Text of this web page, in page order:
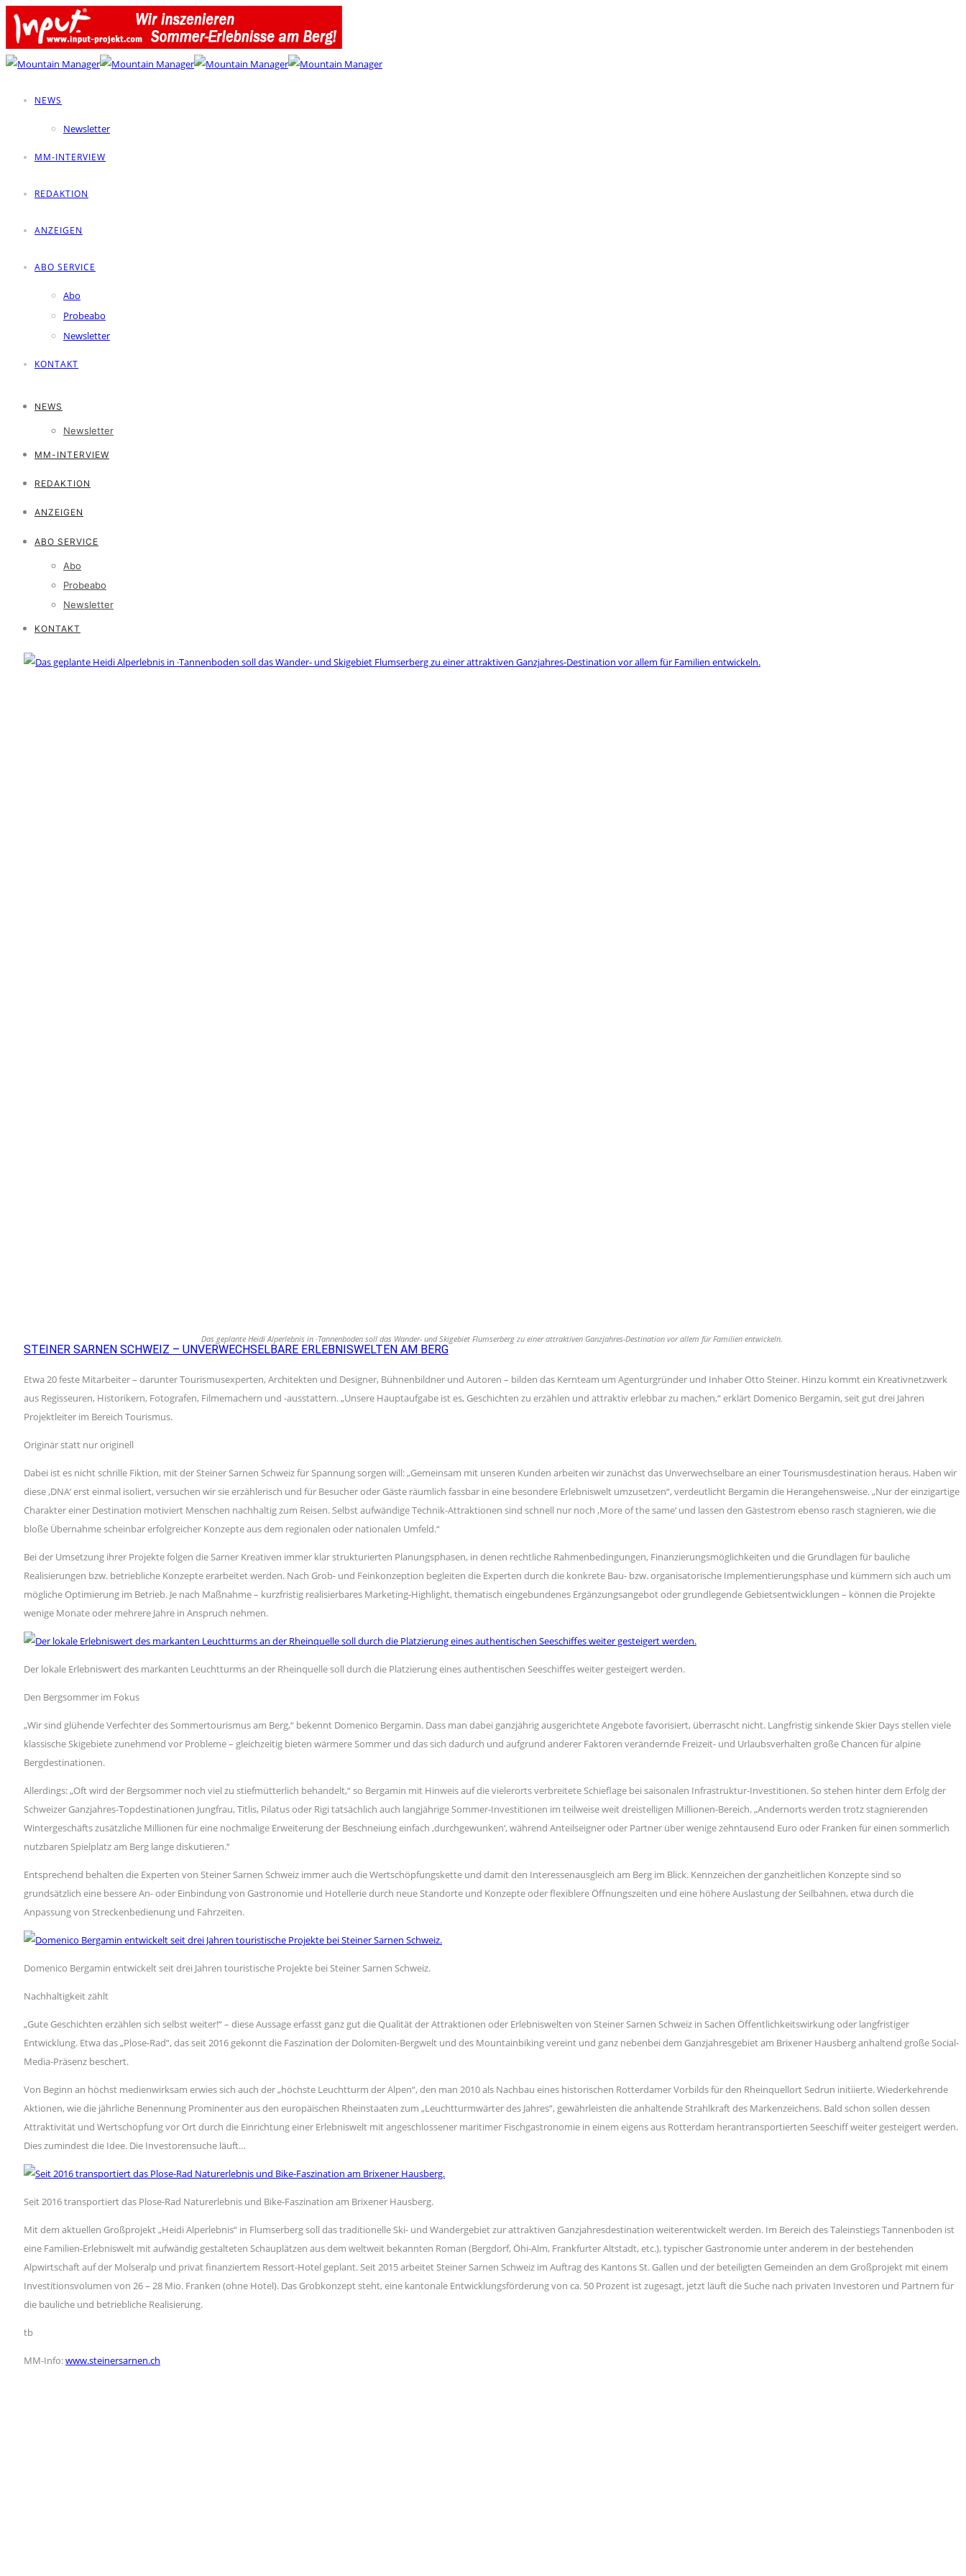
NEWS
Newsletter
MM-INTERVIEW
REDAKTION
ANZEIGEN
ABO SERVICE
Abo
Probeabo
Newsletter
KONTAKT
NEWS
Newsletter
MM-INTERVIEW
REDAKTION
ANZEIGEN
ABO SERVICE
Abo
Probeabo
Newsletter
KONTAKT
Das geplante Heidi Alperlebnis in ‧Tannenboden soll das Wander- und Skigebiet Flumserberg zu einer attraktiven Ganzjahres-Destination vor allem für Familien entwickeln.
STEINER SARNEN SCHWEIZ – UNVERWECHSELBARE ERLEBNISWELTEN AM BERG
Etwa 20 feste Mitarbeiter – darunter Tourismusexperten, Architekten und Designer, Bühnenbildner und Autoren – bilden das Kernteam um Agenturgründer und Inhaber Otto Steiner. Hinzu kommt ein Kreativnetzwerk
aus Regisseuren, Historikern, Fotografen, Filmemachern und -ausstattern. „Unsere Hauptaufgabe ist es, Geschichten zu erzählen und attraktiv erlebbar zu machen,“ erklärt Domenico Bergamin, seit gut drei Jahren
Projektleiter im Bereich Tourismus.
Originär statt nur originell
Dabei ist es nicht schrille Fiktion, mit der Steiner Sarnen Schweiz für Spannung sorgen will: „Gemeinsam mit unseren Kunden arbeiten wir zunächst das Unverwechselbare an einer Tourismusdestination heraus. Haben wir
diese ‚DNA‘ erst einmal isoliert, versuchen wir sie erzählerisch und für Besucher oder Gäste räumlich fassbar in eine besondere Erlebniswelt umzusetzen“, verdeutlicht Bergamin die Herangehensweise. „Nur der einzigartige
Charakter einer Destination motiviert Menschen nachhaltig zum Reisen. Selbst aufwändige Technik-Attraktionen sind schnell nur noch ‚More of the same‘ und lassen den Gästestrom ebenso rasch stagnieren, wie die
bloße Übernahme scheinbar erfolgreicher Konzepte aus dem regionalen oder nationalen Umfeld.“
Bei der Umsetzung ihrer Projekte folgen die Sarner Kreativen immer klar strukturierten Planungsphasen, in denen rechtliche Rahmenbedingungen, Finanzierungsmöglichkeiten und die Grundlagen für bauliche
Realisierungen bzw. betriebliche Konzepte erarbeitet werden. Nach Grob- und Feinkonzeption begleiten die Experten durch die konkrete Bau- bzw. organisatorische Implementierungsphase und kümmern sich auch um
mögliche Optimierung im Betrieb. Je nach Maßnahme – kurzfristig realisierbares Marketing-Highlight, thematisch eingebundenes Ergänzungsangebot oder grundlegende Gebietsentwicklungen – können die Projekte
wenige Monate oder mehrere Jahre in Anspruch nehmen.
Der lokale Erlebniswert des markanten Leuchtturms an der Rheinquelle soll durch die Platzierung eines authentischen Seeschiffes weiter gesteigert werden.
Den Bergsommer im Fokus
„Wir sind glühende Verfechter des Sommertourismus am Berg,“ bekennt Domenico Bergamin. Dass man dabei ganzjährig ausgerichtete Angebote favorisiert, überrascht nicht. Langfristig sinkende Skier Days stellen viele
klassische Skigebiete zunehmend vor Probleme – gleichzeitig bieten wärmere Sommer und das sich dadurch und aufgrund anderer Faktoren verändernde Freizeit- und Urlaubsverhalten große Chancen für alpine
Bergdestinationen.
Allerdings: „Oft wird der Bergsommer noch viel zu stiefmütterlich behandelt,“ so Bergamin mit Hinweis auf die vielerorts verbreitete Schieflage bei saisonalen Infrastruktur-Investitionen. So stehen hinter dem Erfolg der
Schweizer Ganzjahres-Topdestinationen Jungfrau, Titlis, Pilatus oder Rigi tatsächlich auch langjährige Sommer-Investitionen im teilweise weit dreistelligen Millionen-Bereich. „Andernorts werden trotz stagnierenden
Wintergeschäfts zusätzliche Millionen für eine nochmalige Erweiterung der Beschneiung einfach ‚durchgewunken‘, während Anteilseigner oder Partner über wenige zehntausend Euro oder Franken für einen sommerlich
nutzbaren Spielplatz am Berg lange diskutieren.“
Entsprechend behalten die Experten von Steiner Sarnen Schweiz immer auch die Wertschöpfungskette und damit den Interessenausgleich am Berg im Blick. Kennzeichen der ganzheitlichen Konzepte sind so
grundsätzlich eine bessere An- oder Einbindung von Gastronomie und Hotellerie durch neue Standorte und Konzepte oder flexiblere Öffnungszeiten und eine höhere Auslastung der Seilbahnen, etwa durch die
Anpassung von Streckenbedienung und Fahrzeiten.
Domenico Bergamin entwickelt seit drei Jahren touristische Projekte bei Steiner Sarnen Schweiz.
Nachhaltigkeit zählt
„Gute Geschichten erzählen sich selbst weiter!“ – diese Aussage erfasst ganz gut die Qualität der Attraktionen oder Erlebniswelten von Steiner Sarnen Schweiz in Sachen Öffentlichkeitswirkung oder langfristiger
Entwicklung. Etwa das „Plose-Rad“, das seit 2016 gekonnt die Faszination der Dolomiten-Bergwelt und des Mountainbiking vereint und ganz nebenbei dem Ganzjahresgebiet am Brixener Hausberg anhaltend große Social-
Media-Präsenz beschert.
Von Beginn an höchst medienwirksam erwies sich auch der „höchste Leuchtturm der Alpen“, den man 2010 als Nachbau eines historischen Rotterdamer Vorbilds für den Rheinquellort Sedrun initiierte. Wiederkehrende
Aktionen, wie die jährliche Benennung Prominenter aus den europäischen Rheinstaaten zum „Leuchtturmwärter des Jahres“, gewährleisten die anhaltende Strahlkraft des Markenzeichens. Bald schon sollen dessen
Attraktivität und Wertschöpfung vor Ort durch die Einrichtung einer Erlebniswelt mit angeschlossener maritimer Fischgastronomie in einem eigens aus Rotterdam herantransportierten Seeschiff weiter gesteigert werden.
Dies zumindest die Idee. Die Investorensuche läuft…
Seit 2016 transportiert das Plose-Rad Naturerlebnis und Bike-Faszination am Brixener Hausberg.
Mit dem aktuellen Großprojekt „Heidi Alperlebnis“ in Flumserberg soll das traditionelle Ski- und Wandergebiet zur attraktiven Ganzjahresdestination weiterentwickelt werden. Im Bereich des Taleinstiegs Tannenboden ist
eine Familien-Erlebniswelt mit aufwändig gestalteten Schauplätzen aus dem weltweit bekannten Roman (Bergdorf, Öhi-Alm, Frankfurter Altstadt, etc.), typischer Gastronomie unter anderem in der bestehenden
Alpwirtschaft auf der Molseralp und privat finanziertem Ressort-Hotel geplant. Seit 2015 arbeitet Steiner Sarnen Schweiz im Auftrag des Kantons St. Gallen und der beteiligten Gemeinden an dem Großprojekt mit einem
Investitionsvolumen von 26 – 28 Mio. Franken (ohne Hotel). Das Grobkonzept steht, eine kantonale Entwicklungsförderung von ca. 50 Prozent ist zugesagt, jetzt läuft die Suche nach privaten Investoren und Partnern für
die bauliche und betriebliche Realisierung.
tb
MM-Info:www.steinersarnen.ch